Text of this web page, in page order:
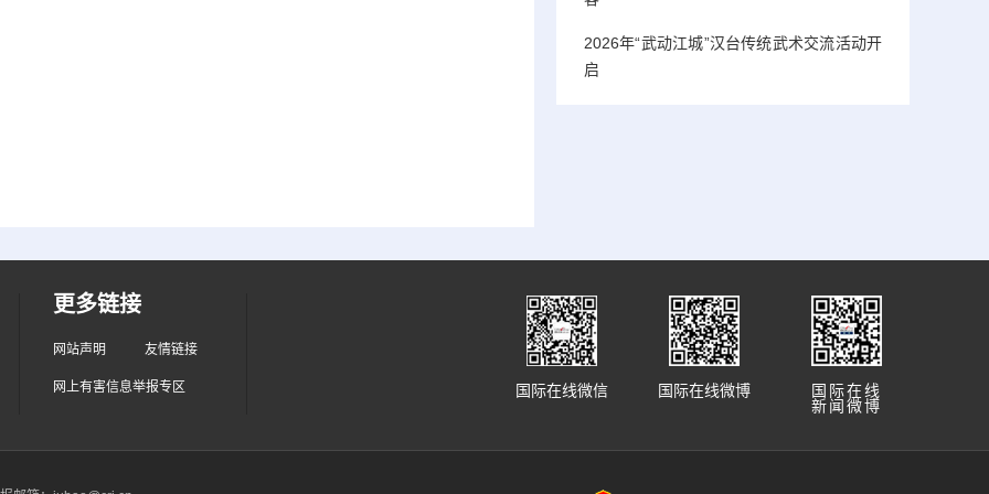
2026年“武动江城”汉台传统武术交流活动开
启
更多链接
网站声明 友情链接
网上有害信息举报专区
国际在线
新闻微博
国际在线微博
国际在线微信